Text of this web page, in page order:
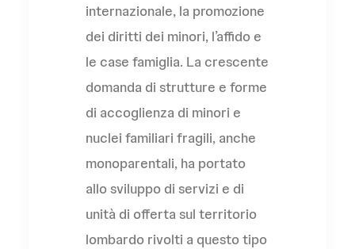
internazionale, la promozione
dei diritti dei minori, l’affido e
le case famiglia. La crescente
domanda di strutture e forme
di accoglienza di minori e
nuclei familiari fragili, anche
monoparentali, ha portato
allo sviluppo di servizi e di
unità di offerta sul territorio
lombardo rivolti a questo tipo